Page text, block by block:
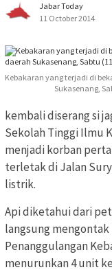
Jabar Today
11 October 2014
Kebakaran yang terjadi di
Sukasenang,
kembali diserang si
Sekolah Tinggi Ilmu
menjadi korban
terletak di Jalan
listrik.
Api diketahui dari
langsung mengontak
Penanggulangan
menurunkan 4 unit